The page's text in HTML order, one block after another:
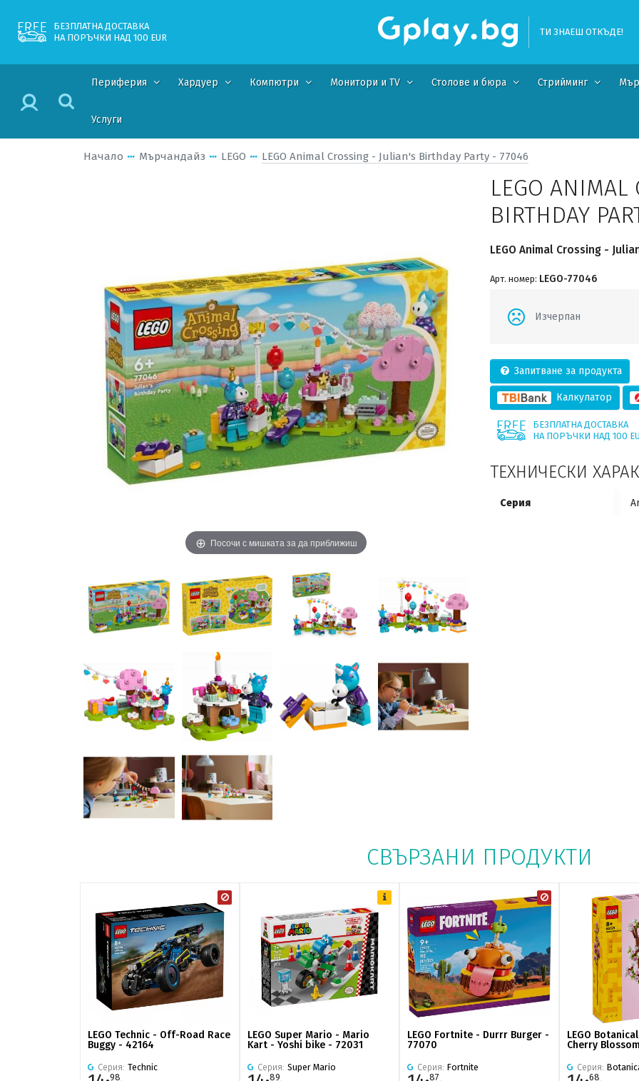
БЕЗПЛАТНА ДОСТАВКА
НА ПОРЪЧКИ НАД 100 EUR
ТИ ЗНАЕШ ОТКЪДЕ!
Периферия Хардуер Компютри Монитори и TV Столове и бюра Стрийминг
Услуги
Начало Мърчандайз LEGO LEGO Animal Crossing - Julian's Birthday Party - 77046
Посочи с мишката за да приближиш
LEGO ANIMAL
BIRTHDAY
LEGO Animal Crossing -
Арт. номер: LEGO-77046
Изчерпан
Запитване за продукта
Калкулатор
БЕЗПЛАТНА ДОСТАВКА
НА ПОРЪЧКИ НАД 100
ТЕХНИЧЕСКИ
Серия
СВЪРЗАНИ ПРОДУКТИ
LEGO Technic - Off-Road Race
Buggy - 42164
Серия: Technic
98
LEGO Super Mario - Mario
Kart - Yoshi bike - 72031
Серия: Super Mario
89
LEGO Fortnite - Durrr Burger -
77070
Серия: Fortnite
87
LEGO
Cherry
Серия:
68